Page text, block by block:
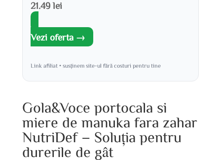
21.49 lei
Vezi oferta →
Link afiliat • susținem site-ul fără costuri pentru tine
Gola&Voce portocala si
miere de manuka fara zahar
NutriDef – Soluția pentru
durerile de gât